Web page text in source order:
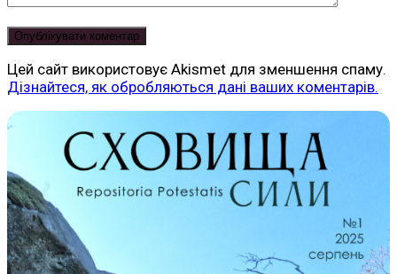
Цей сайт використовує Akismet для зменшення спаму.
Дізнайтеся, як обробляються дані ваших коментарів.